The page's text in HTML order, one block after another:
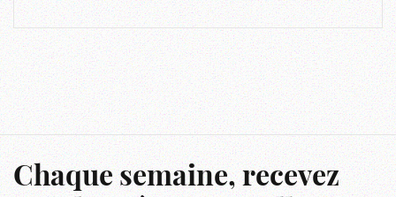
Chaque semaine, recevez